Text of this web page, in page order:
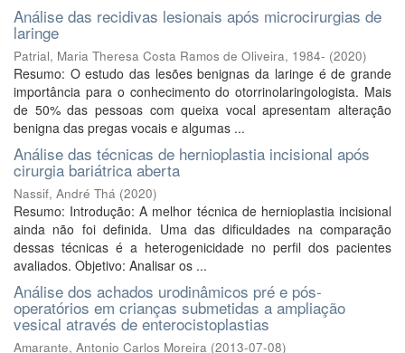
Análise das recidivas lesionais após microcirurgias de
laringe
Patrial, Maria Theresa Costa Ramos de Oliveira, 1984- (2020)
Resumo: O estudo das lesões benignas da laringe é de grande
importância para o conhecimento do otorrinolaringologista. Mais
de 50% das pessoas com queixa vocal apresentam alteração
benigna das pregas vocais e algumas ...
Análise das técnicas de hernioplastia incisional após
cirurgia bariátrica aberta
Nassif, André Thá (2020)
Resumo: Introdução: A melhor técnica de hernioplastia incisional
ainda não foi definida. Uma das dificuldades na comparação
dessas técnicas é a heterogenicidade no perfil dos pacientes
avaliados. Objetivo: Analisar os ...
Análise dos achados urodinâmicos pré e pós-
operatórios em crianças submetidas a ampliação
vesical através de enterocistoplastias
Amarante, Antonio Carlos Moreira (2013-07-08)